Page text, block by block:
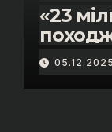
«23
05.12.2025